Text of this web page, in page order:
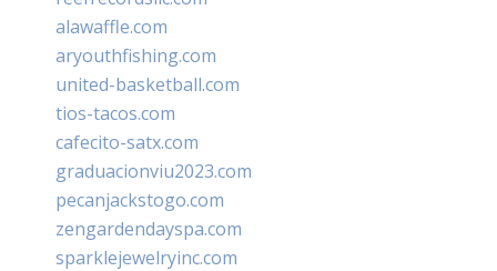
alawaffle.com
aryouthfishing.com
united-basketball.com
tios-tacos.com
cafecito-satx.com
graduacionviu2023.com
pecanjackstogo.com
zengardendayspa.com
sparklejewelryinc.com